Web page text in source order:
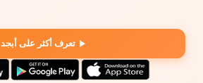
تعرف أكثر على أبجد